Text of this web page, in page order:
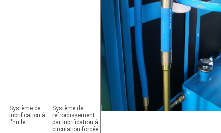
Système de
lubrification à
l'huile
Système de
refroidissement
par lubrification à
circulation forcée